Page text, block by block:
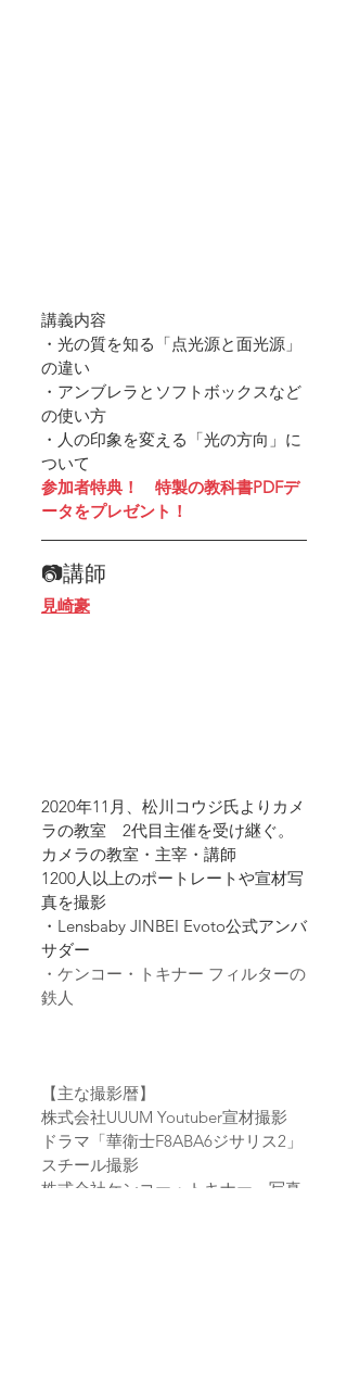
講義内容
・光の質を知る「点光源と面光源」
の違い
・アンブレラとソフトボックスなど
の使い方
・人の印象を変える「光の方向」に
ついて
参加者特典！　特製の教科書PDFデ
ータをプレゼント！
📷講師
見崎豪
2020年11月、松川コウジ氏よりカメ
ラの教室　2代目主催を受け継ぐ。
カメラの教室・主宰・講師
1200人以上のポートレートや宣材写
真を撮影
・Lensbaby JINBEI Evoto公式アンバ
サダー
・ケンコー・トキナー フィルターの
鉄人
【主な撮影暦】
株式会社UUUM Youtuber宣材撮影
ドラマ「華衛士F8ABA6ジサリス2」
スチール撮影
株式会社ケンコー・トキナー　写真